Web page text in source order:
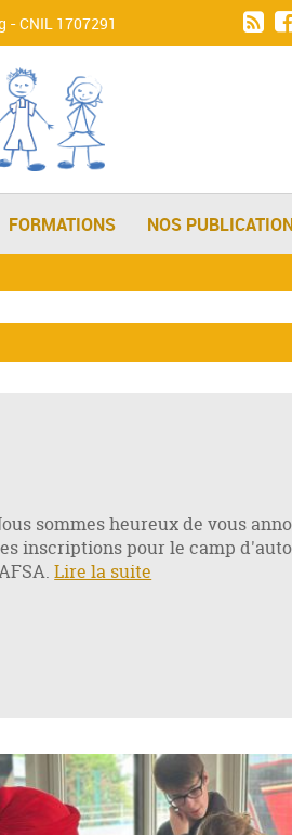
- CNIL 1707291
FORMATIONS NOS
sommes heureux de vous
inscriptions pour le camp
Lire la suite